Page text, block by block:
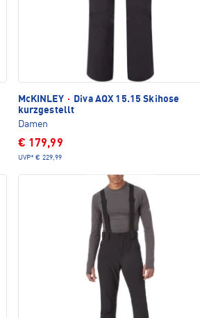
McKINLEY ·
Diva AQX 15.15 Skihose
kurzgestellt
Damen
€ 179,99
UVP* € 229,99